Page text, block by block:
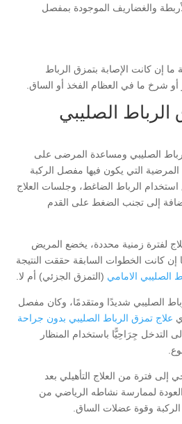
والغضاريف الموجودة بمفصل
إن كانت الإصابة بتمزق الرباط
شرخ ما في العظام الفخذ أو الساق.
الصليبي
الصليبي ومساعدة المرضى على
التي يكون فيها مفصل الركبة
الرباط الضاغط، وجلسات العلاج
إلى تجنب الضغط على القدم
لفترة زمنية محددة، يخضع المريض
كانت الخطوات السابقة حققت النتيجة
الصليبي الامامي (التمزق الجزئي) أم لا.
الصليبي شديدًا ومتقدمًا، وكان مفصل
علاج تمزق الرباط الصليبي بدون جراحة
التدخل جِرَاحِيًّا باستخدام المنظار
إلى فترة من العلاج التأهيلي بعد
لممارسة نشاطه الرياضي من
وقوة عضلات الساق.